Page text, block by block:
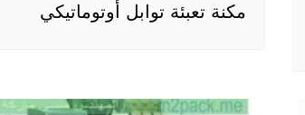
مكنة تعبئة توابل أوتوماتيكي